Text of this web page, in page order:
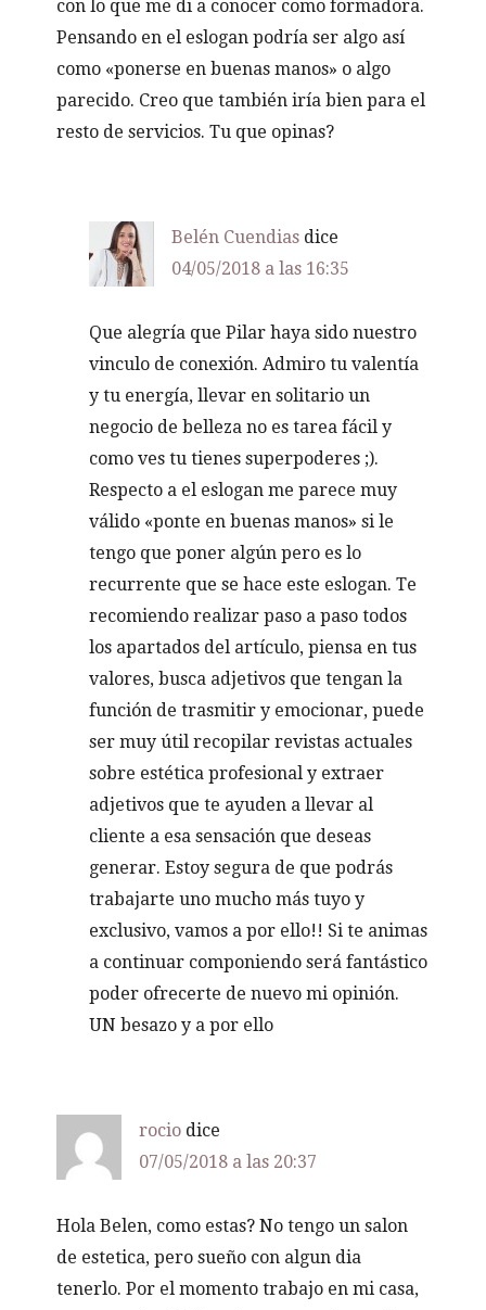
con lo que me di a conocer como formadora.
Pensando en el eslogan podría ser algo así
como «ponerse en buenas manos» o algo
parecido. Creo que también iría bien para el
resto de servicios. Tu que opinas?
Belén Cuendias dice
04/05/2018 a las 16:35
Que alegría que Pilar haya sido nuestro
vinculo de conexión. Admiro tu valentía
y tu energía, llevar en solitario un
negocio de belleza no es tarea fácil y
como ves tu tienes superpoderes ;).
Respecto a el eslogan me parece muy
válido «ponte en buenas manos» si le
tengo que poner algún pero es lo
recurrente que se hace este eslogan. Te
recomiendo realizar paso a paso todos
los apartados del artículo, piensa en tus
valores, busca adjetivos que tengan la
función de trasmitir y emocionar, puede
ser muy útil recopilar revistas actuales
sobre estética profesional y extraer
adjetivos que te ayuden a llevar al
cliente a esa sensación que deseas
generar. Estoy segura de que podrás
trabajarte uno mucho más tuyo y
exclusivo, vamos a por ello!! Si te animas
a continuar componiendo será fantástico
poder ofrecerte de nuevo mi opinión.
UN besazo y a por ello
rocio dice
07/05/2018 a las 20:37
Hola Belen, como estas? No tengo un salon
de estetica, pero sueño con algun dia
tenerlo. Por el momento trabajo en mi casa,